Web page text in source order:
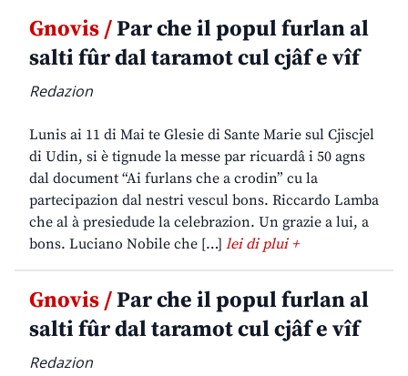
Gnovis /Par che il popul furlan al
salti fûr dal taramot cul cjâf e vîf
Redazion
Lunis ai 11 di Mai te Glesie di Sante Marie sul Cjiscjel
di Udin, si è tignude la messe par ricuardâ i 50 agns
dal document “Ai furlans che a crodin” cu la
partecipazion dal nestri vescul bons. Riccardo Lamba
che al à presiedude la celebrazion. Un grazie a lui, a
bons. Luciano Nobile che […] lei di plui +
Gnovis /Par che il popul furlan al
salti fûr dal taramot cul cjâf e vîf
Redazion